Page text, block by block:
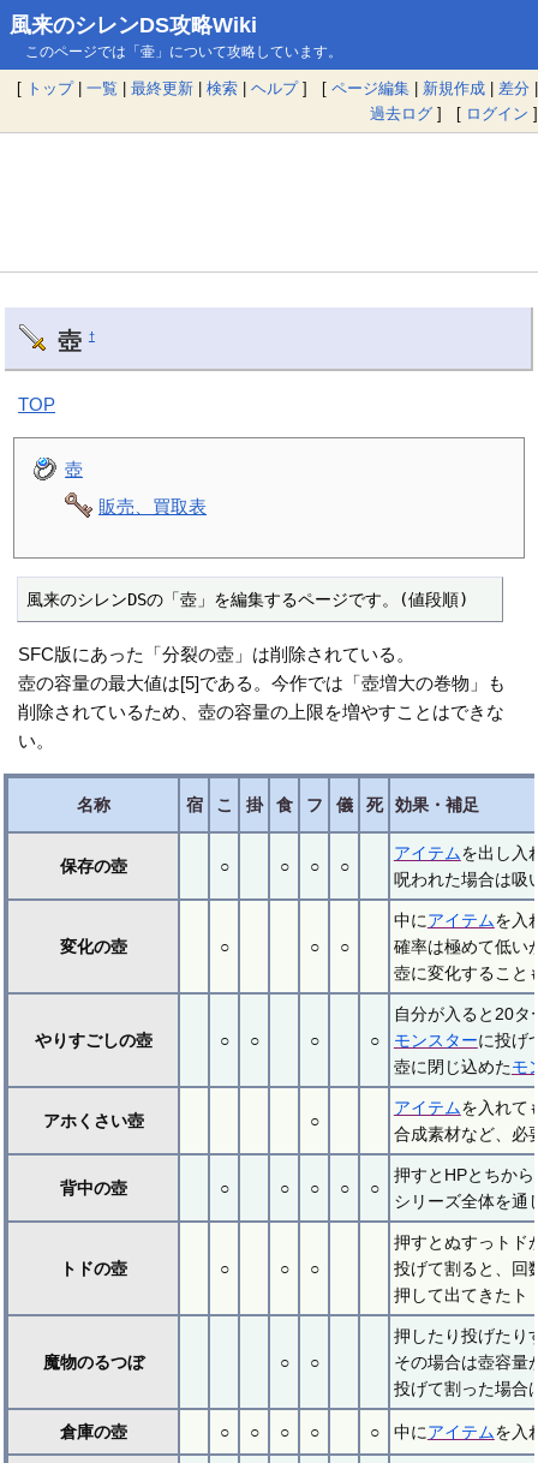
風来のシレンDS攻略Wiki
このページでは「壷」について攻略しています。
[ トップ| 一覧 | 最終更新 | 検索 | ヘルプ] [ ページ編集 | 新規作成 | 差分 |
過去ログ ] [ ログイン ]
壺 †
TOP
壺
販売、買取表
風来のシレンDSの「壺」を編集するページです。(値段順)
SFC版にあった「分裂の壺」は削除されている。
壺の容量の最大値は[5]である。今作では「壺増大の巻物」も
削除されているため、壺の容量の上限を増やすことはできな
い。
名称 宿 こ 掛 食 フ 儀 死 効果・補足
保存の壺 ○ ○ ○ ○
アイテムを出し入
呪われた場合は吸
変化の壺 ○ ○ ○
中にアイテムを入
確率は極めて低い
壺に変化すること
やりすごしの壺 ○ ○ ○ ○
自分が入ると20
モンスターに投げ
壺に閉じ込めたモ
アホくさい壺 ○
アイテムを入れて
合成素材など、必
背中の壺 ○ ○ ○ ○ ○
押すとHPとちか
シリーズ全体を通
トドの壺 ○ ○ ○
押すとぬすっトド
投げて割ると、回
押して出てきたト
魔物のるつぼ ○ ○
押したり投げたり
その場合は壺容量
投げて割った場合
倉庫の壺 ○ ○ ○ ○ ○ 中にアイテムを入